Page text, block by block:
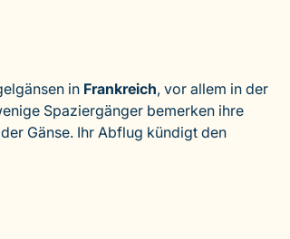
in Frankreich, vor allem in der
Spaziergänger bemerken ihre
Gänse. Ihr Abflug kündigt den